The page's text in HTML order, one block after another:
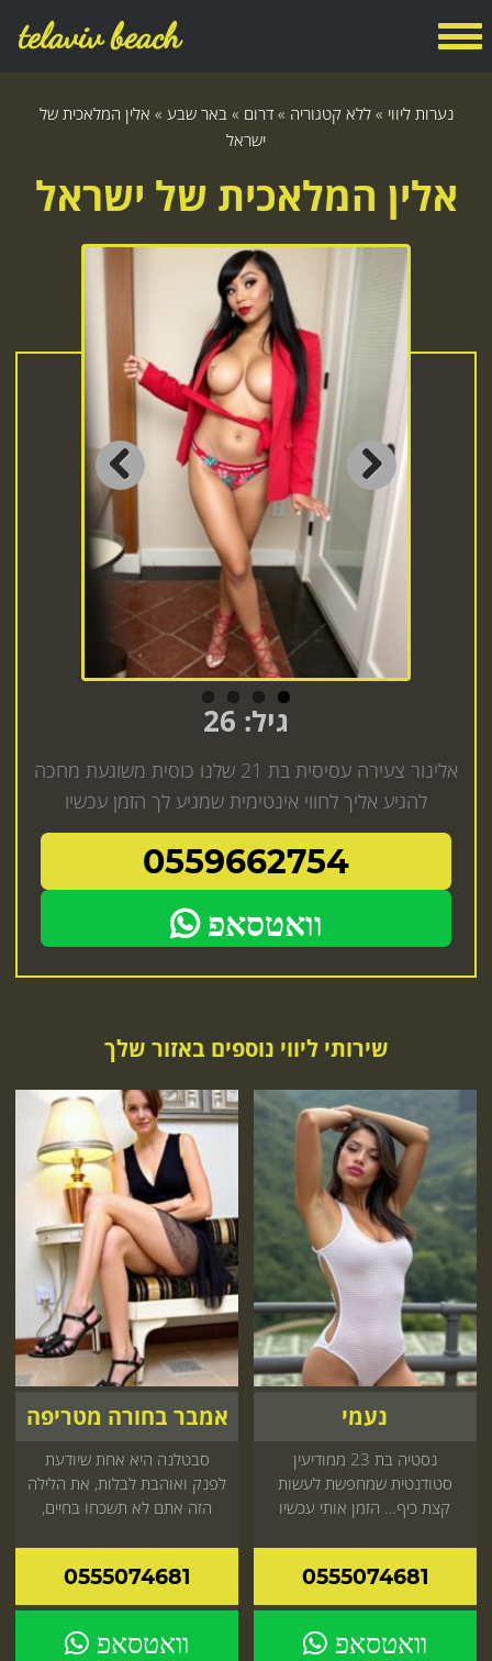
telaviv beach
נערות ליווי »ללא קטגוריה »דרום »באר שבע » אלין המלאכית של
ישראל
אלין המלאכית של ישראל
Previous Next
גיל: 26
אלינור צעירה עסיסית בת 21 שלנו כוסית משוגעת מחכה
להגיע אליך לחווי אינטימית שמגיע לך הזמן עכשיו
0559662754
וואטסאפ
שירותי ליווי נוספים באזור שלך
נעמי
נסטיה בת 23 ממודיעין
סטודנטית שמחפשת לעשות
קצת כיף… הזמן אותי עכשיו
0555074681
וואטסאפ
אמבר בחורה מטריפה
סבטלנה היא אחת שיודעת
לפנק ואוהבת לבלות, את הלילה
הזה אתם לא תשכחו בחיים,
0555074681
וואטסאפ